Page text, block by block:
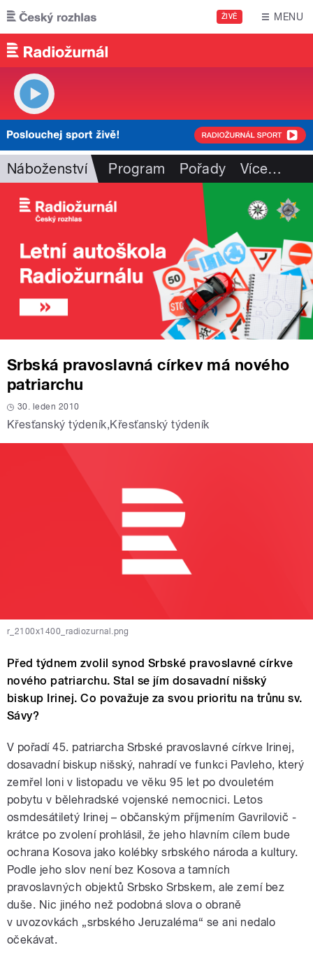
Přejít k hlavnímu obsahu
ŽIVĚ MENU
Náboženství Program Pořady Více…
Srbská pravoslavná církev má nového
patriarchu
30. leden 2010
Křesťanský týdeník,Křesťanský týdeník
r_2100x1400_radiozurnal.png
Před týdnem zvolil synod Srbské pravoslavné církve
nového patriarchu. Stal se jím dosavadní nišský
biskup Irinej. Co považuje za svou prioritu na trůnu sv.
Sávy?
V pořadí 45. patriarcha Srbské pravoslavné církve Irinej,
dosavadní biskup nišský, nahradí ve funkci Pavleho, který
zemřel loni v listopadu ve věku 95 let po dvouletém
pobytu v bělehradské vojenské nemocnici. Letos
osmdesátiletý Irinej – občanským příjmením Gavrilovič -
krátce po zvolení prohlásil, že jeho hlavním cílem bude
ochrana Kosova jako kolébky srbského národa a kultury.
Podle jeho slov není bez Kosova a tamních
pravoslavných objektů Srbsko Srbskem, ale zemí bez
duše. Nic jiného než podobná slova o obraně
v uvozovkách „srbského Jeruzaléma“ se ani nedalo
očekávat.